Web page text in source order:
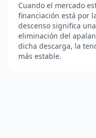
Cuando el mercado
financiación está por
descenso significa
eliminación del
dicha descarga, la
más estable.